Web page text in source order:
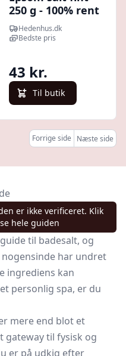
250 g - 100% rent
magnesiumsulfat,
badesalt, høj
Hedenhus.dk
Bedste pris
43 kr.
Til butik
Forrige side Næste side
er ikke verificeret. Klik
hele guiden
til badesalt, og
nogensinde har undret
ingrediens kan
personlig spa, er du
mere end blot et
gateway til fysisk og
er på udkig efter